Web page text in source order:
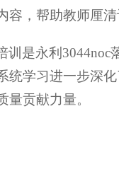
容，帮助教师厘
训是永利3044noc
统学习进一步深
量贡献力量。